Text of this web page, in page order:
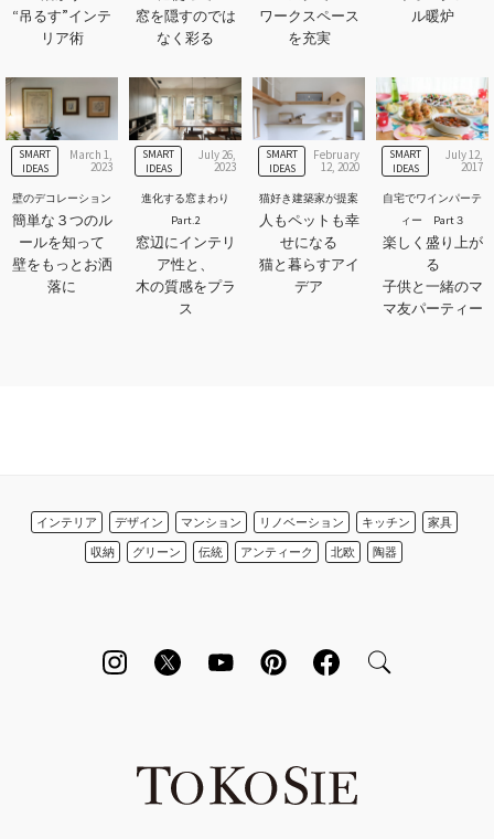
“吊るす”インテ
リア術
窓を隠すのでは
なく彩る
ワークスペース
を充実
ル暖炉
SMART
IDEAS
March 1,
2023
壁のデコレーション
簡単な３つのル
ールを知って
壁をもっとお洒
落に
SMART
IDEAS
July 26,
2023
進化する窓まわり
Part.2
窓辺にインテリ
ア性と、
木の質感をプラ
ス
SMART
IDEAS
February
12, 2020
猫好き建築家が提案
人もペットも幸
せになる
猫と暮らすアイ
デア
SMART
IDEAS
July 12,
2017
自宅でワインパーテ
ィー Part３
楽しく盛り上が
る
子供と一緒のマ
マ友パーティー
インテリア デザイン マンション リノベーション キッチン
家具
収納
グリーン 伝統 アンティーク 北欧 陶器